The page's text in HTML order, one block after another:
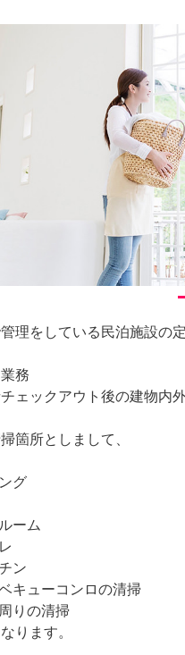
理をしている民泊施設の
務
ェックアウト後の建物内
箇所としまして、
グ
ーム
ン
キューコンロの清掃
りの清掃
ります。